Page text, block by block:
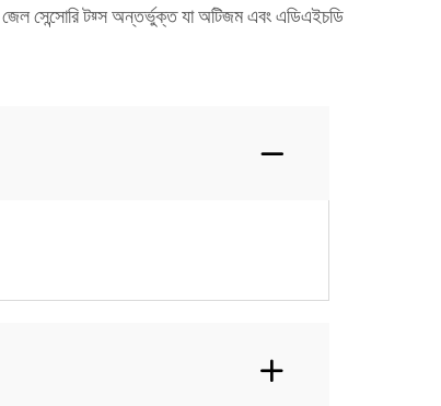
জেল সেন্সোরি টয়্স অন্তর্ভুক্ত যা অটিজম এবং এডিএইচডি